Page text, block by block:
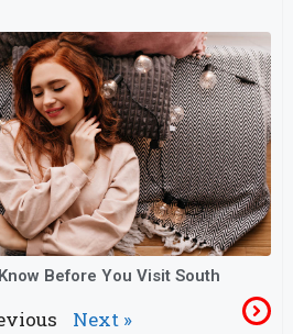
Before You Visit South
Next »